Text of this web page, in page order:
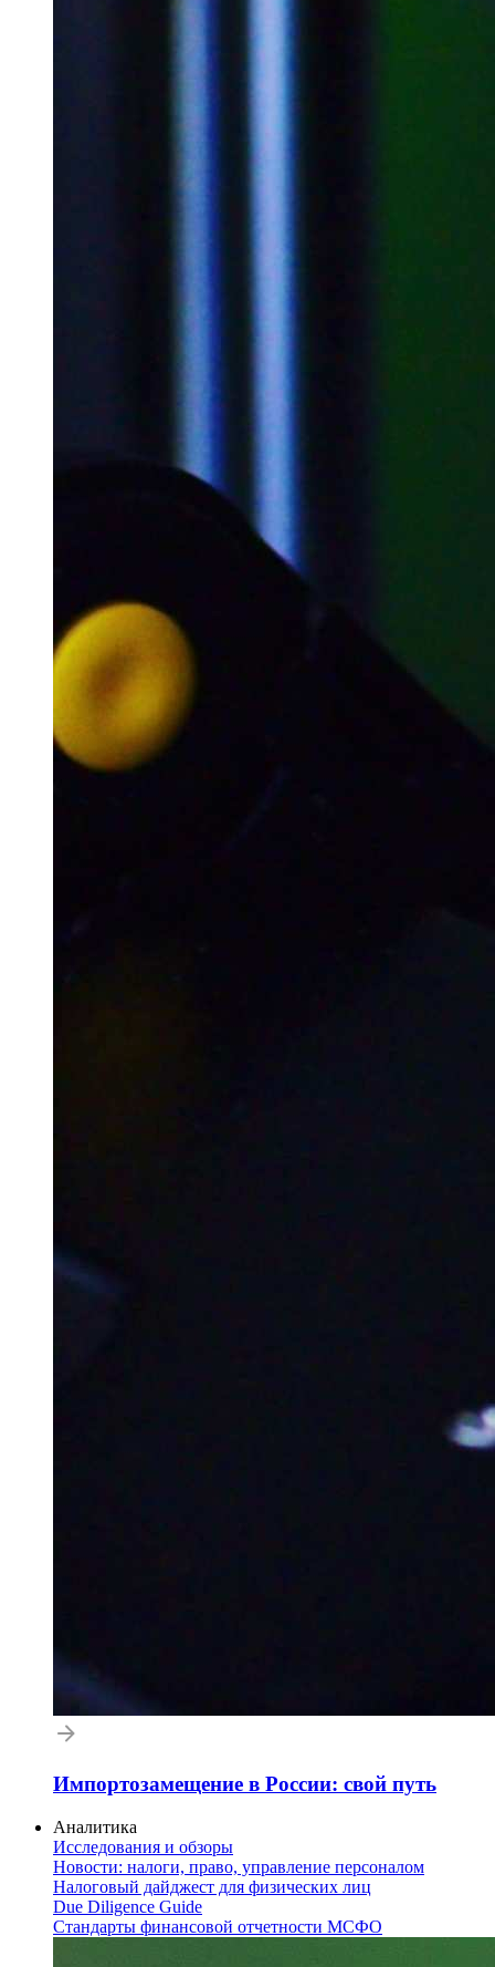
Импортозамещение в России: свой путь
Аналитика
Исследования и обзоры
Новости: налоги, право, управление персоналом
Налоговый дайджест для физических лиц
Due Diligence Guide
Стандарты финансовой отчетности МСФО